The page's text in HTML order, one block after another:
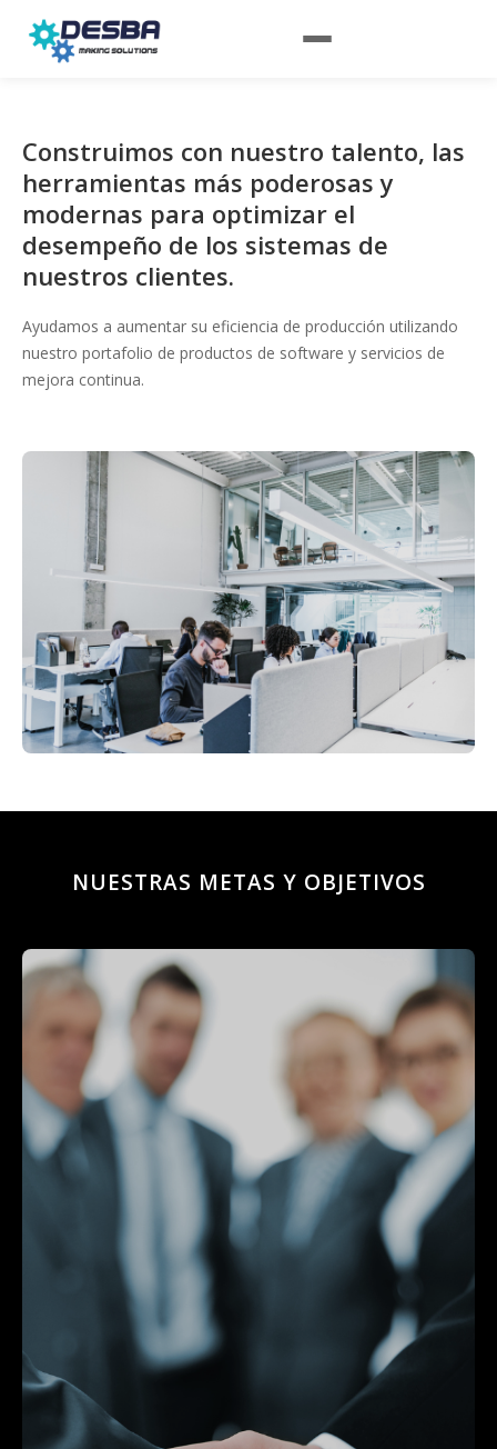
Construimos con nuestro talento, las
herramientas más poderosas y
modernas para optimizar el
desempeño de los sistemas de
nuestros clientes.
Ayudamos a aumentar su eficiencia de producción utilizando
nuestro portafolio de productos de software y servicios de
mejora continua.
NUESTRAS METAS Y OBJETIVOS